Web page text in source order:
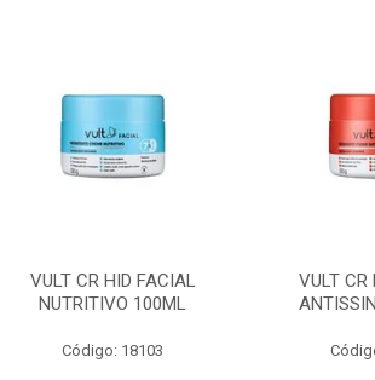
VULT CR HID FACIAL
NUTRITIVO 100ML
Código: 18103
VULT CR